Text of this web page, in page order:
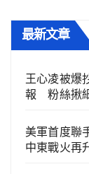
最新文章
王心凌被爆
報 粉絲揪
美軍首度聯
中東戰火再